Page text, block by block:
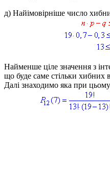
д) Найімовірніше число
Найменше ціле значення з
що буде саме стільки хибних
Далі знаходимо яка при